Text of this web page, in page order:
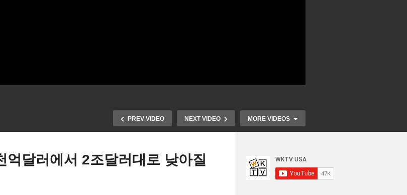
PREV VIDEO NEXT VIDEO MORE VIDEOS
억달러에서 2조달러대로 낮아질